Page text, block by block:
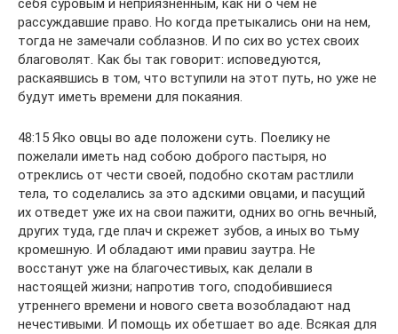
себя суровым и неприязненным, как ни о чем не
рассуждавшие право. Но когда претыкались они на нем,
тогда не замечали соблазнов. И по сих во устех своих
благоволят. Как бы так говорит: исповедуются,
раскаявшись в том, что вступили на этот путь, но уже не
будут иметь времени для покаяния.
48:15 Яко овцы во аде положени суть. Поелику не
пожелали иметь над собою доброго пастыря, но
отреклись от чести своей, подобно скотам растлили
тела, то соделались за это адскими овцами, и пасущий
их отведет уже их на свои пажити, одних во огнь вечный,
других туда, где плач и скрежет зубов, а иных во тьму
кромешную. И обладают ими npaвиu заутра. Не
восстанут уже на благочестивых, как делали в
настоящей жизни; напротив того, сподобившиеся
утреннего времени и нового света возобладают над
нечестивыми. И помощь их обетшает во аде. Всякая для